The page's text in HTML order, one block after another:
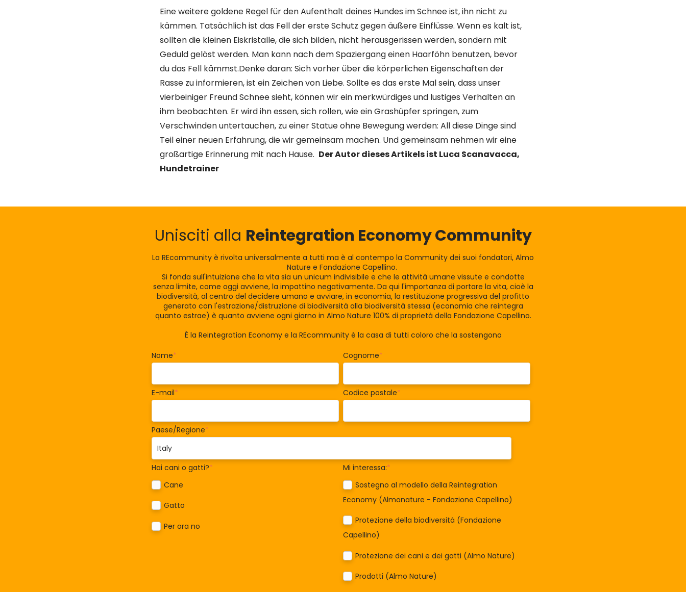
Eine weitere goldene Regel für den Aufenthalt deines Hundes im Schnee ist, ihn nicht zu
kämmen. Tatsächlich ist das Fell der erste Schutz gegen äußere Einflüsse. Wenn es kalt ist,
sollten die kleinen Eiskristalle, die sich bilden, nicht herausgerissen werden, sondern mit
Geduld gelöst werden. Man kann nach dem Spaziergang einen Haarföhn benutzen, bevor
du das Fell kämmst.Denke daran: Sich vorher über die körperlichen Eigenschaften der
Rasse zu informieren, ist ein Zeichen von Liebe. Sollte es das erste Mal sein, dass unser
vierbeiniger Freund Schnee sieht, können wir ein merkwürdiges und lustiges Verhalten an
ihm beobachten. Er wird ihn essen, sich rollen, wie ein Grashüpfer springen, zum
Verschwinden untertauchen, zu einer Statue ohne Bewegung werden: All diese Dinge sind
Teil einer neuen Erfahrung, die wir gemeinsam machen. Und gemeinsam nehmen wir eine
großartige Erinnerung mit nach Hause. Der Autor dieses Artikels ist Luca Scanavacca,
Hundetrainer
Unisciti alla Reintegration Economy Community
La REcommunity è rivolta universalmente a tutti ma è al contempo la Community dei suoi fondatori, Almo
Nature e Fondazione Capellino.
Si fonda sull'intuizione che la vita sia un unicum indivisibile e che le attività umane vissute e condotte
senza limite, come oggi avviene, la impattino negativamente. Da qui l'importanza di portare la vita, cioè la
biodiversità, al centro del decidere umano e avviare, in economia, la restituzione progressiva del profitto
generato con l'estrazione/distruzione di biodiversità alla biodiversità stessa (economia che reintegra
quanto estrae) è quanto avviene ogni giorno in Almo Nature 100% di proprietà della Fondazione Capellino.
È la Reintegration Economy e la REcommunity è la casa di tutti coloro che la sostengono
Nome* Cognome*
E-mail* Codice postale*
Paese/Regione*
Hai cani o gatti?*
Cane
Gatto
Per ora no
Mi interessa:*
Sostegno al modello della Reintegration
Economy (Almonature - Fondazione Capellino)
Protezione della biodiversità (Fondazione
Capellino)
Protezione dei cani e dei gatti (Almo Nature)
Prodotti (Almo Nature)